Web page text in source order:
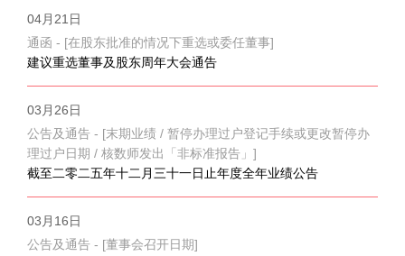
04月21日
通函 - [在股东批准的情况下重选或委任董事]
建议重选董事及股东周年大会通告
03月26日
公告及通告 - [末期业绩 / 暂停办理过户登记手续或更改暂停办
理过户日期 / 核数师发出「非标准报告」]
截至二零二五年十二月三十一日止年度全年业绩公告
03月16日
公告及通告 - [董事会召开日期]